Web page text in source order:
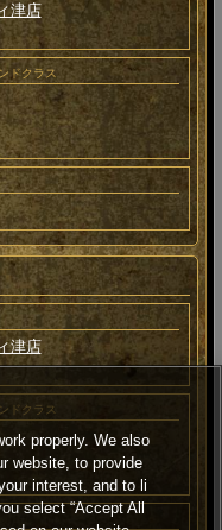
津店
ドクラス
津店
ドクラス
properly. We also
website, to provide
interest, and to li
select “Accept All